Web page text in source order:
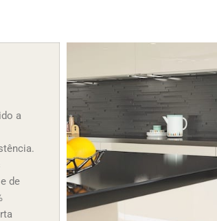
a
de